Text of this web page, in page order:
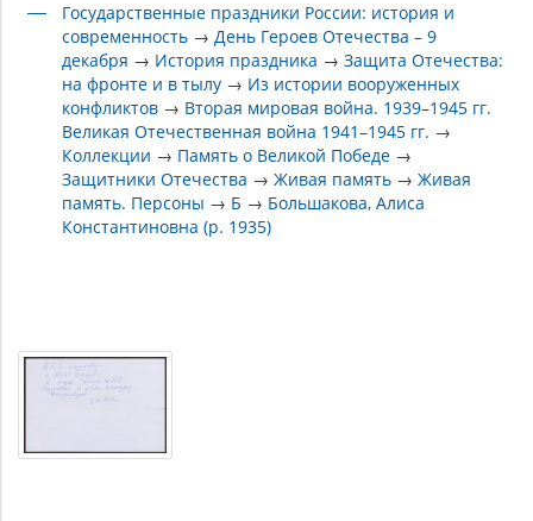
Государственные праздники России: история и
современность →День Героев Отечества – 9
декабря → История праздника →Защита Отечества:
на фронте и в тылу → Из истории вооруженных
конфликтов → Вторая мировая война. 1939–1945 гг.
Великая Отечественная война 1941–1945 гг. →
Коллекции → Память о Великой Победе →
Защитники Отечества →Живая память →Живая
память. Персоны → Б → Большакова, Алиса
Константиновна (р. 1935)